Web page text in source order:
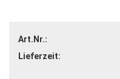
Art.Nr.:
Lieferzeit: